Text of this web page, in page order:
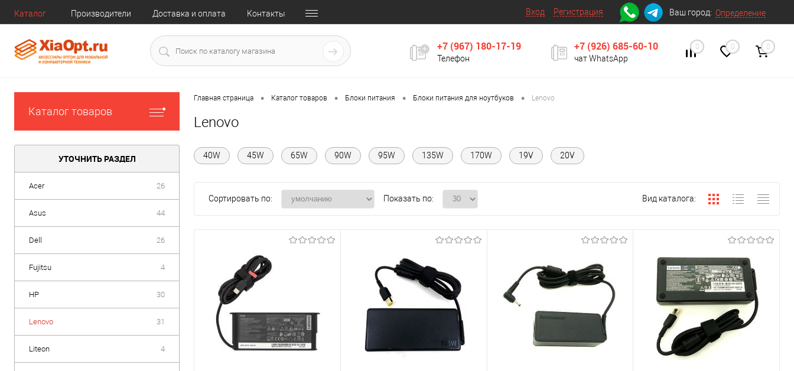
Каталог Производители Доставка и оплата Контакты Вход Регистрация Ваш город: Определение
+7 (967) 180-17-19
Телефон
+7 (926) 685-60-10
чат WhatsApp
0 0 0
Каталог товаров
УТОЧНИТЬ РАЗДЕЛ
Acer 26
Asus 44
Dell 26
Fujitsu 4
HP 30
Lenovo 31
Liteon 4
Главная страница • Каталог товаров • Блоки питания • Блоки питания для ноутбуков • Lenovo
Lenovo
40W 45W 65W 90W 95W 135W 170W 19V 20V
Сортировать по: Показать по: Вид каталога: